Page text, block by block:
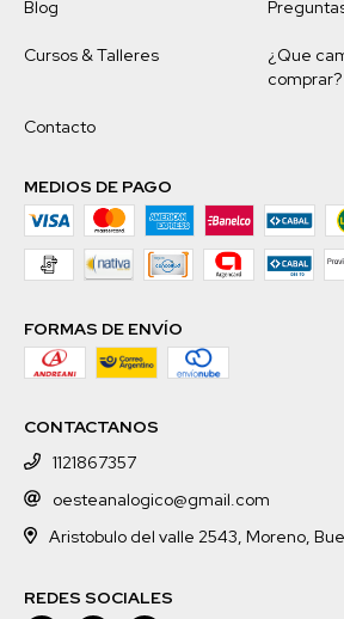
Blog
Cursos & Talleres
¿Que
comprar?
Contacto
MEDIOS DE PAGO
FORMAS DE ENVÍO
CONTACTANOS
1121867357
oesteanalogico@gmail.com
Aristobulo del valle 2543, Moreno,
REDES SOCIALES